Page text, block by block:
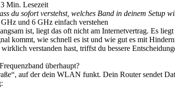
3 Min. Lesezeit
du sofort verstehst, welches Band in deinem Setup
und 6 GHz einfach verstehen
ist, liegt das oft nicht am Internetvertrag. Es
kommt, wie schnell es ist und wie gut es mit
wirklich verstanden hast, triffst du bessere
überhaupt?
auf der dein WLAN funkt. Dein Router sendet